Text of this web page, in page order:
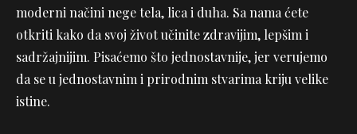
moderni načini nege tela, lica i duha. Sa nama ćete
otkriti kako da svoj život učinite zdravijim, lepšim i
sadržajnijim. Pisaćemo što jednostavnije, jer verujemo
da se u jednostavnim i prirodnim stvarima kriju velike
istine.